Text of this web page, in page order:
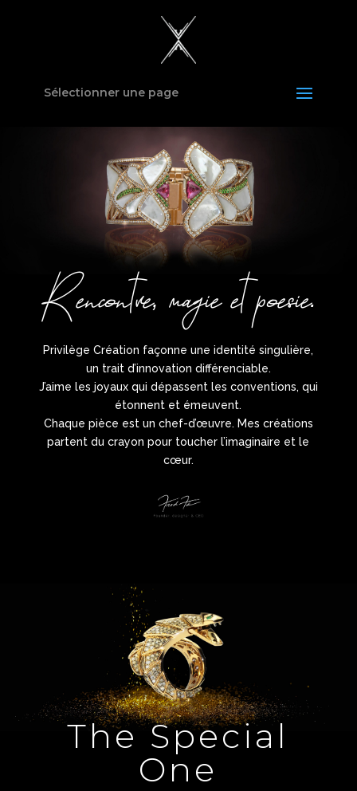
Sélectionner une page
Rencontre, magie et poesie.
Privilège Création façonne uneidentité singulière,
un trait d’innovation différenciable.
J’aime les joyaux qui dépassent les conventions, qui
étonnent et émeuvent.
Chaque pièce est un chef-d’œuvre. Mes créations
partent du crayon pour toucher l’imaginaire et le
cœur.
The Special
One